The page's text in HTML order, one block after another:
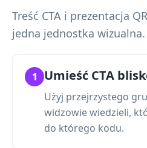
Treść CTA i prezentacja
jedna jednostka wizualna.
1 Umieść CTA
Użyj przejrzystego
widzowie wiedzieli,
do którego kodu.